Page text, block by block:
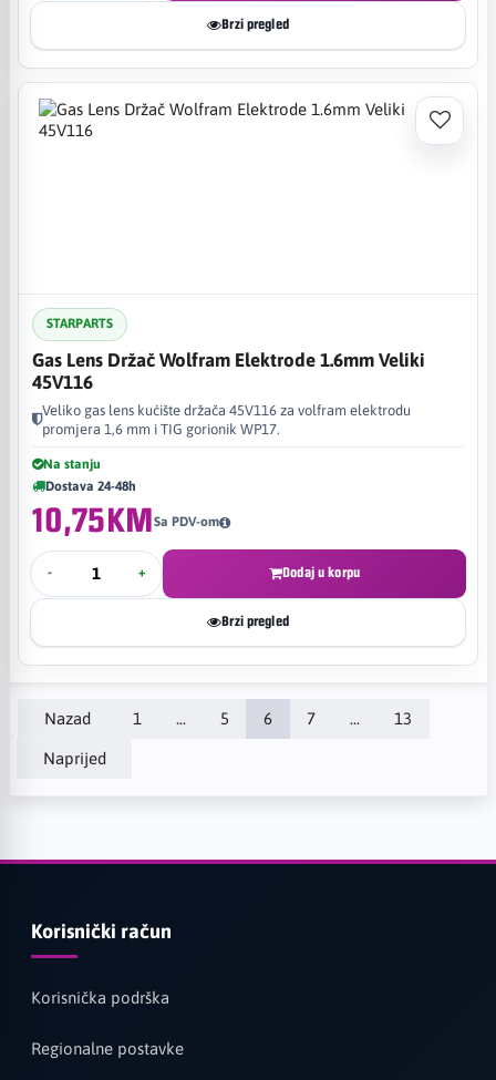
Brzi pregled
STARPARTS
Gas Lens Držač Wolfram Elektrode 1.6mm Veliki
45V116
Veliko gas lens kućište držača 45V116 za volfram elektrodu
promjera 1,6 mm i TIG gorionik WP17.
Na stanju
Dostava 24-48h
10,75KMSa PDV-om
- + Dodaj u korpu
Brzi pregled
Nazad 1 ... 5 6 7 ... 13
Naprijed
Korisnički račun
Korisnička podrška
Regionalne postavke